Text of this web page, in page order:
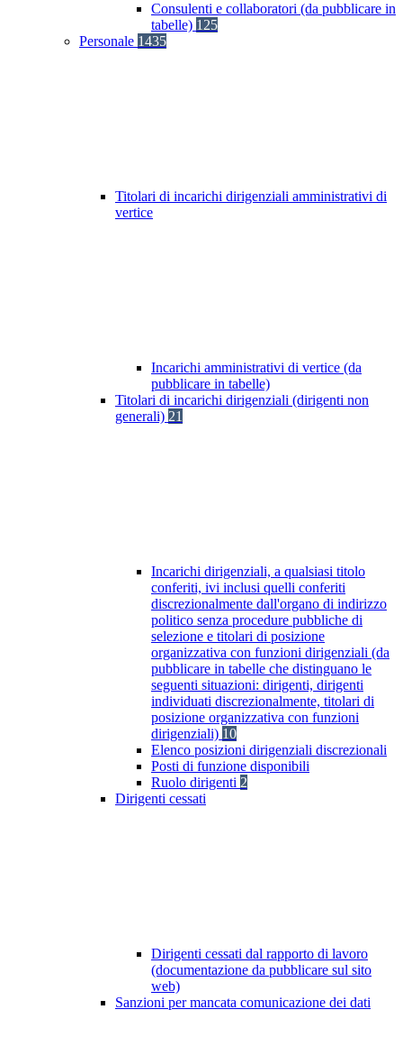
Consulenti e collaboratori (da pubblicare in
tabelle) 125
Personale 1435
Titolari di incarichi dirigenziali amministrativi di
vertice
Incarichi amministrativi di vertice (da
pubblicare in tabelle)
Titolari di incarichi dirigenziali (dirigenti non
generali) 21
Incarichi dirigenziali, a qualsiasi titolo
conferiti, ivi inclusi quelli conferiti
discrezionalmente dall'organo di indirizzo
politico senza procedure pubbliche di
selezione e titolari di posizione
organizzativa con funzioni dirigenziali (da
pubblicare in tabelle che distinguano le
seguenti situazioni: dirigenti, dirigenti
individuati discrezionalmente, titolari di
posizione organizzativa con funzioni
dirigenziali) 10
Elenco posizioni dirigenziali discrezionali
Posti di funzione disponibili
Ruolo dirigenti 2
Dirigenti cessati
Dirigenti cessati dal rapporto di lavoro
(documentazione da pubblicare sul sito
web)
Sanzioni per mancata comunicazione dei dati